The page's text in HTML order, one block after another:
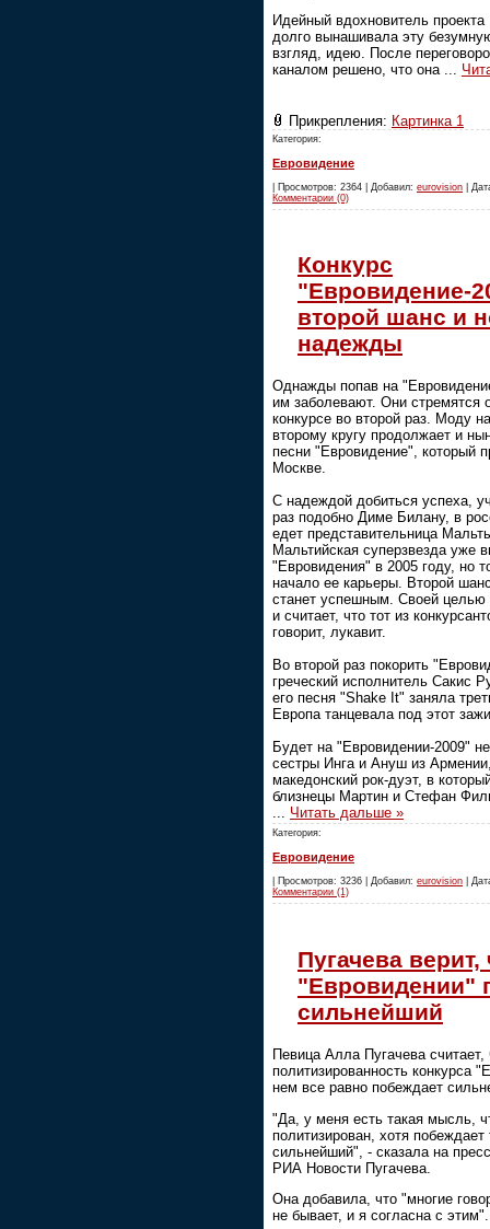
Идейный вдохновитель
долго вынашивала эту
взгляд, идею. После
каналом решено, что она ...
Прикрепления: Картинка 1
Категория:
Евровидение
| Просмотров: 2364 | Добавил: eurovision |
Комментарии (0)
Конкурс
"Евровидение-
второй шанс и
надежды
Однажды попав на
им заболевают. Они стремятся
конкурсе во второй раз. Моду
второму кругу продолжает и
песни "Евровидение", который
Москве.
С надеждой добиться успеха,
раз подобно Диме Билану, в
едет представительница
Мальтийская суперзвезда уже
"Евровидения" в 2005 году, но
начало ее карьеры. Второй
станет успешным. Своей целью
и считает, что тот из
говорит, лукавит.
Во второй раз покорить
греческий исполнитель Сакис
его песня "Shake It" заняла
Европа танцевала под этот
Будет на "Евровидении-2009"
сестры Инга и Ануш из
македонский рок-дуэт, в
близнецы Мартин и Стефан
... Читать дальше »
Категория:
Евровидение
| Просмотров: 3236 | Добавил: eurovision |
Комментарии (1)
Пугачева верит,
"Евровидении"
сильнейший
Певица Алла Пугачева считает,
политизированность конкурса
нем все равно побеждает
"Да, у меня есть такая мысль,
политизирован, хотя
сильнейший", - сказала на
РИА Новости Пугачева.
Она добавила, что "многие
не бывает, и я согласна с этим".